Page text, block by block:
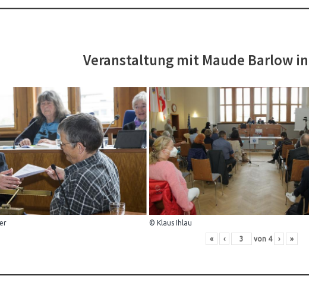
Veranstaltung mit Maude Barlow
© Klaus Ihlau
« ‹ von 4 › »